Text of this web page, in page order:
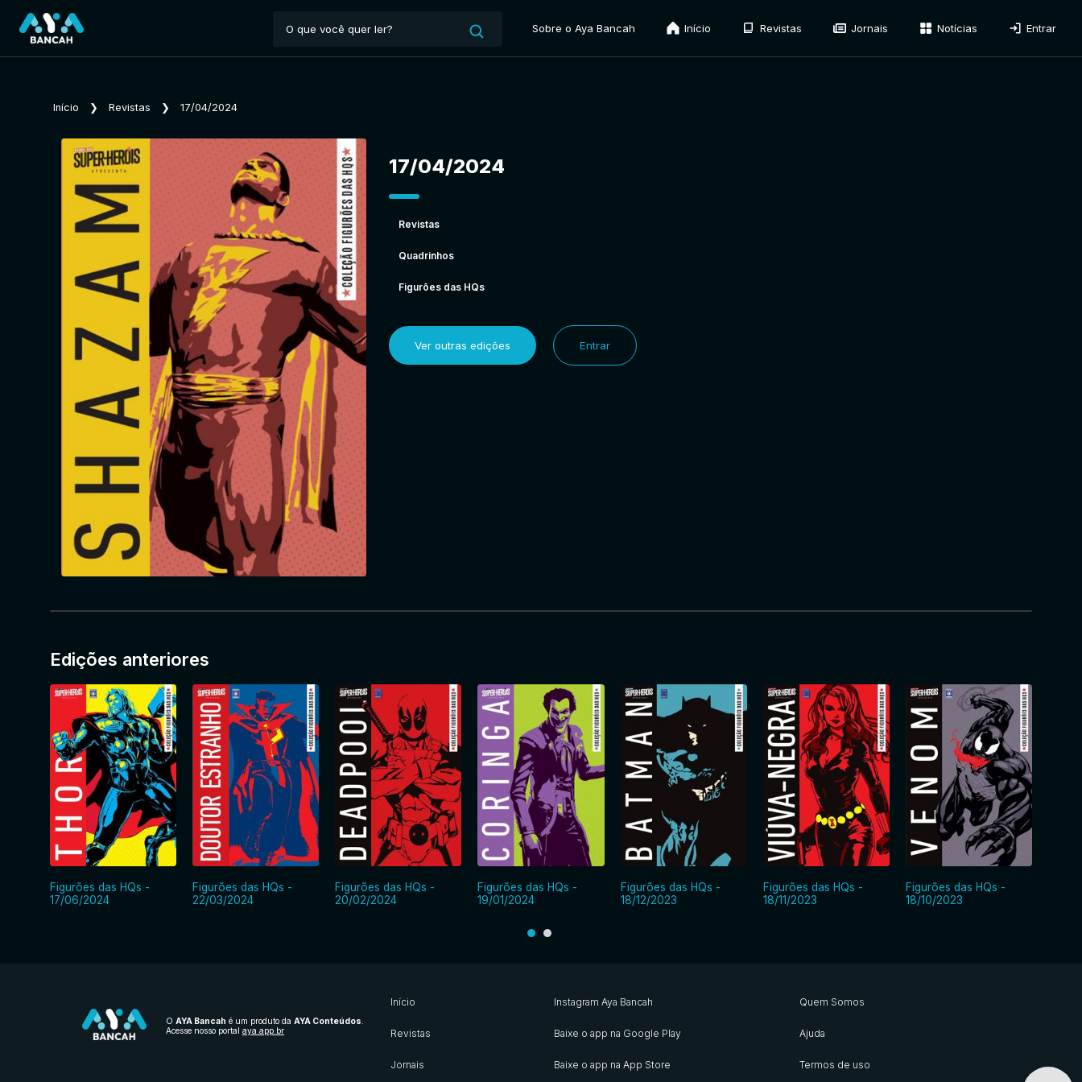
Sobre o Aya Bancah Início Revistas Jornais Notícias Entrar
Início ❯ Revistas ❯ 17/04/2024
17/04/2024
Revistas
Quadrinhos
Figurões das HQs
Ver outras edições Entrar
Edições anteriores
Figurões das HQs -
17/06/2024
Figurões das HQs -
22/03/2024
Figurões das HQs -
20/02/2024
Figurões das HQs -
19/01/2024
Figurões das HQs -
18/12/2023
Figurões das HQs -
18/11/2023
Figurões das HQs -
18/10/2023
O AYA Bancah é um produto da AYA Conteúdos
Acesse nosso portal aya.app.br
Início
Revistas
Jornais
Instagram Aya Bancah
Baixe o app na Google Play
Baixe o app na App Store
Quem Somos
Ajuda
Termos de uso